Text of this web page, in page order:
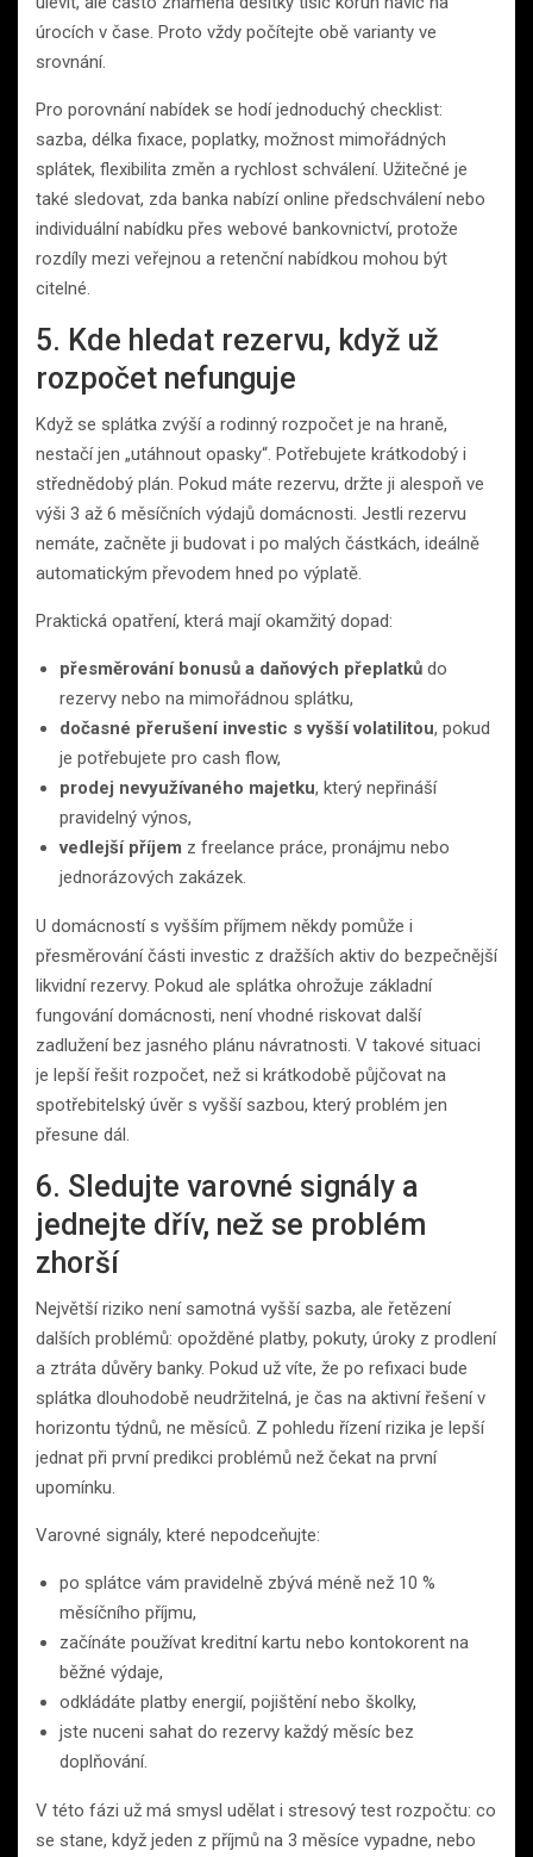
úrocích v čase. Proto vždy počítejte obě varianty ve
srovnání.
Pro porovnání nabídek se hodí jednoduchý checklist:
sazba, délka fixace, poplatky, možnost mimořádných
splátek, flexibilita změn a rychlost schválení. Užitečné je
také sledovat, zda banka nabízí online předschválení nebo
individuální nabídku přes webové bankovnictví, protože
rozdíly mezi veřejnou a retenční nabídkou mohou být
citelné.
5. Kde hledat rezervu, když už
rozpočet nefunguje
Když se splátka zvýší a rodinný rozpočet je na hraně,
nestačí jen „utáhnout opasky“. Potřebujete krátkodobý i
střednědobý plán. Pokud máte rezervu, držte ji alespoň ve
výši 3 až 6 měsíčních výdajů domácnosti. Jestli rezervu
nemáte, začněte ji budovat i po malých částkách, ideálně
automatickým převodem hned po výplatě.
Praktická opatření, která mají okamžitý dopad:
přesměrování bonusů a daňových přeplatků do
rezervy nebo na mimořádnou splátku,
dočasné přerušení investic s vyšší volatilitou, pokud
je potřebujete pro cash flow,
prodej nevyužívaného majetku, který nepřináší
pravidelný výnos,
vedlejší příjem z freelance práce, pronájmu nebo
jednorázových zakázek.
U domácností s vyšším příjmem někdy pomůže i
přesměrování části investic z dražších aktiv do bezpečnější
likvidní rezervy. Pokud ale splátka ohrožuje základní
fungování domácnosti, není vhodné riskovat další
zadlužení bez jasného plánu návratnosti. V takové situaci
je lepší řešit rozpočet, než si krátkodobě půjčovat na
spotřebitelský úvěr s vyšší sazbou, který problém jen
přesune dál.
6. Sledujte varovné signály a
jednejte dřív, než se problém
zhorší
Největší riziko není samotná vyšší sazba, ale řetězení
dalších problémů: opožděné platby, pokuty, úroky z prodlení
a ztráta důvěry banky. Pokud už víte, že po refixaci bude
splátka dlouhodobě neudržitelná, je čas na aktivní řešení v
horizontu týdnů, ne měsíců. Z pohledu řízení rizika je lepší
jednat při první predikci problémů než čekat na první
upomínku.
Varovné signály, které nepodceňujte:
po splátce vám pravidelně zbývá méně než 10 %
měsíčního příjmu,
začínáte používat kreditní kartu nebo kontokorent na
běžné výdaje,
odkládáte platby energií, pojištění nebo školky,
jste nuceni sahat do rezervy každý měsíc bez
doplňování.
V této fázi už má smysl udělat i stresový test rozpočtu: co
se stane, když jeden z příjmů na 3 měsíce vypadne, nebo